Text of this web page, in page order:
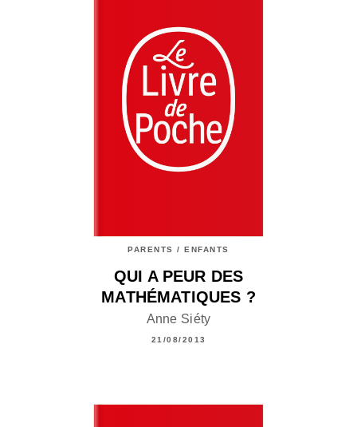
PARENTS / ENFANTS
QUI A PEUR DES
MATHÉMATIQUES ?
Anne Siéty
21/08/2013